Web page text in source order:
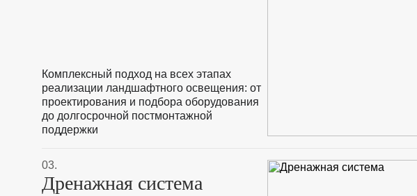
Комплексный подход на всех этапах
реализации ландшафтного освещения: от
проектирования и подбора оборудования
до долгосрочной постмонтажной
поддержки
03.
Дренажная система